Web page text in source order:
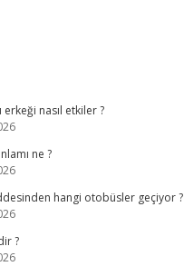
erkeği nasıl etkiler ?
ne ?
hangi otobüsler geçiyor ?
?
giriş